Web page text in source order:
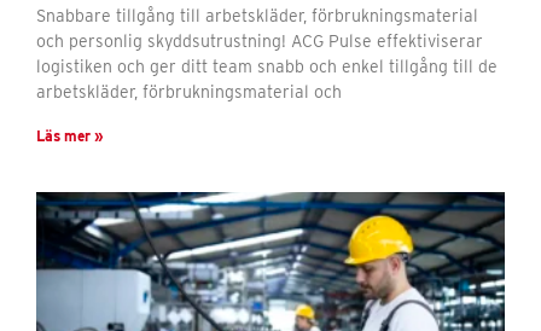
Snabbare tillgång till arbetskläder, förbrukningsmaterial
och personlig skyddsutrustning! ACG Pulse effektiviserar
logistiken och ger ditt team snabb och enkel tillgång till de
arbetskläder, förbrukningsmaterial och
Läs mer »